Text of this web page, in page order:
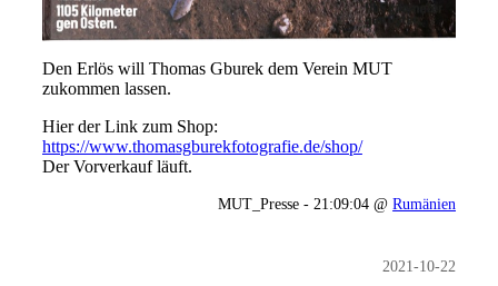
Den Erlös will Thomas Gburek dem Verein MUT
zukommen lassen.
Hier der Link zum Shop:
https://www.thomasgburekfotografie.de/shop/
Der Vorverkauf läuft.
MUT_Presse - 21:09:04 @Rumänien
2021-10-22